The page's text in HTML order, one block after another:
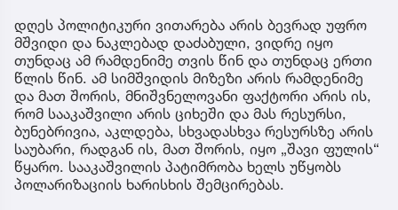
დღეს პოლიტიკური ვითარება არის ბევრად უფრო
მშვიდი და ნაკლებად დაძაბული, ვიდრე იყო
თუნდაც ამ რამდენიმე თვის წინ და თუნდაც ერთი
წლის წინ. ამ სიმშვიდის მიზეზი არის რამდენიმე
და მათ შორის, მნიშვნელოვანი ფაქტორი არის ის,
რომ სააკაშვილი არის ციხეში და მას რესურსი,
ბუნებრივია, აკლდება, სხვადასხვა რესურსზე არის
საუბარი, რადგან ის, მათ შორის, იყო „შავი ფულის“
წყარო. სააკაშვილის პატიმრობა ხელს უწყობს
პოლარიზაციის ხარისხის შემცირებას.